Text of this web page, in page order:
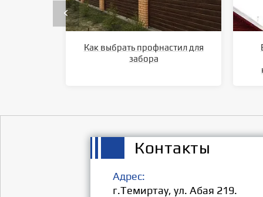
Как выбрать профнастил для
забора
Контакты
Адрес:
г.Темиртау, ул. Абая 219.